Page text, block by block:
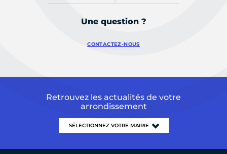
Une question ?
CONTACTEZ-NOUS
Retrouvez les actualités de votre
arrondissement